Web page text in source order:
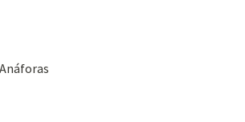
Anáforas